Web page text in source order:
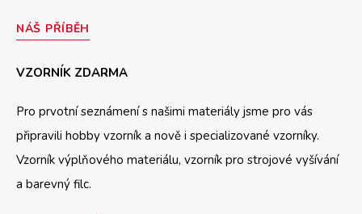
NÁŠ PŘÍBĚH
VZORNÍK ZDARMA
Pro prvotní seznámení s našimi materiály jsme pro vás
připravili hobby vzorník a nově i specializované vzorníky.
Vzorník výplňového materiálu, vzorník pro strojové vyšívání
a barevný filc.